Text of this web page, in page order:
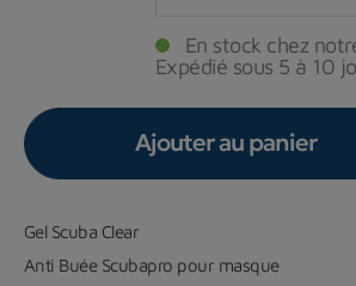
En stock chez
Expédié sous 5 à 10
Ajouter au panier
Gel Scuba Clear
Anti Buée Scubapro pour masque